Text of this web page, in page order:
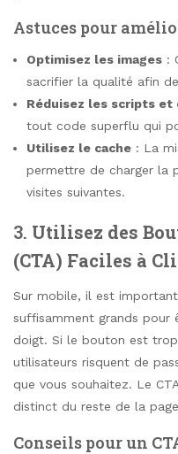
Astuces pour
Optimisez les images :
sacrifier la qualité afin
Réduisez les scripts
tout code superflu qui
Utilisez le cache : La
permettre de charger la
visites suivantes.
3. Utilisez des
(CTA) Faciles à
Sur mobile, il est
suffisamment grands pour
doigt. Si le bouton est
utilisateurs risquent de
que vous souhaitez. Le
distinct du reste de la
Conseils pour un